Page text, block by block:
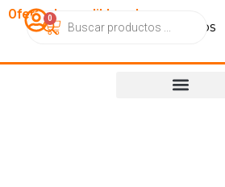
OfertasImperdibles.cl
CatálogoContactoNosotros
0